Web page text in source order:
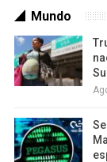
Mundo